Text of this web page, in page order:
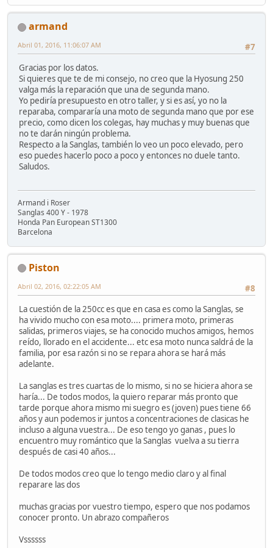
armand
#7
Abril 01, 2016, 11:06:07 AM
Gracias por los datos.
Si quieres que te de mi consejo, no creo que la Hyosung 250
valga más la reparación que una de segunda mano.
Yo pediría presupuesto en otro taller, y si es así, yo no la
reparaba, compararía una moto de segunda mano que por ese
precio, como dicen los colegas, hay muchas y muy buenas que
no te darán ningún problema.
Respecto a la Sanglas, también lo veo un poco elevado, pero
eso puedes hacerlo poco a poco y entonces no duele tanto.
Saludos.
Armand i Roser
Sanglas 400 Y - 1978
Honda Pan European ST1300
Barcelona
Piston
#8
Abril 02, 2016, 02:22:05 AM
La cuestión de la 250cc es que en casa es como la Sanglas, se
ha vivido mucho con esa moto.... primera moto, primeras
salidas, primeros viajes, se ha conocido muchos amigos, hemos
reído, llorado en el accidente... etc esa moto nunca saldrá de la
familia, por esa razón si no se repara ahora se hará más
adelante.
La sanglas es tres cuartas de lo mismo, si no se hiciera ahora se
haría... De todos modos, la quiero reparar más pronto que
tarde porque ahora mismo mi suegro es (joven) pues tiene 66
años y aun podemos ir juntos a concentraciones de clasicas he
incluso a alguna vuestra... De eso tengo yo ganas , pues lo
encuentro muy romántico que la Sanglas vuelva a su tierra
después de casi 40 años...
De todos modos creo que lo tengo medio claro y al final
reparare las dos
muchas gracias por vuestro tiempo, espero que nos podamos
conocer pronto. Un abrazo compañeros
Vssssss